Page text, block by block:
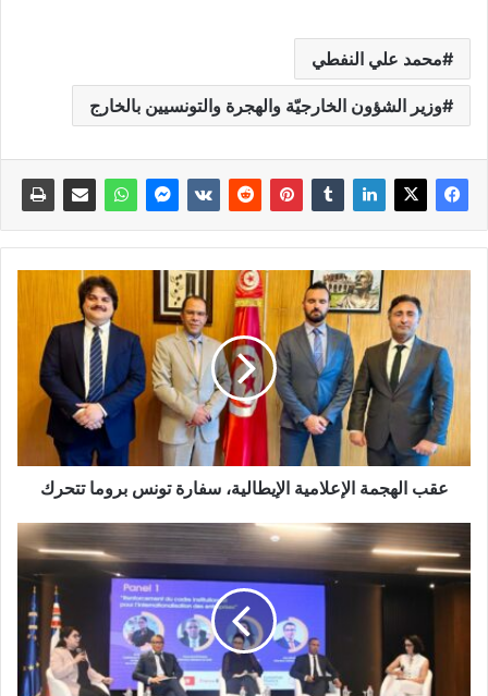
محمد علي النفطي
وزير الشؤون الخارجيّة والهجرة والتونسيين بالخارج
عقب الهجمة الإعلامية الإيطالية، سفارة تونس بروما تتحرك